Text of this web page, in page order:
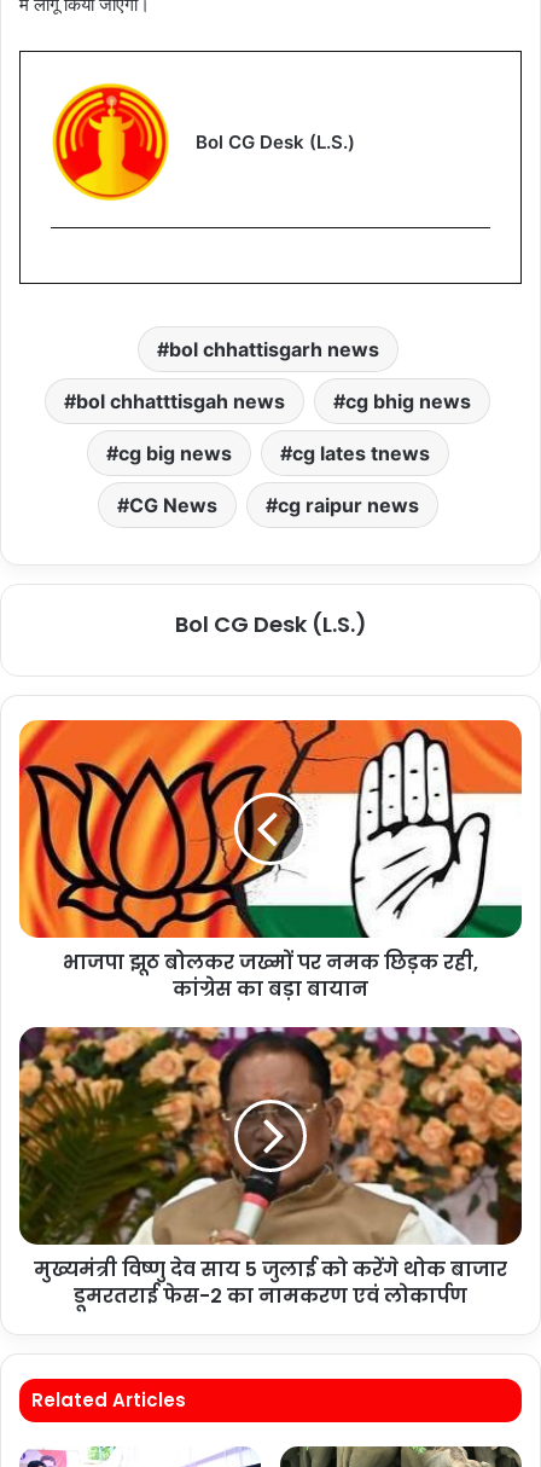
में लागू किया जाएगा।
Bol CG Desk (L.S.)
bol chhattisgarh news
bol chhatttisgah news cg bhig news
cg big news cg lates tnews
CG News cg raipur news
Bol CG Desk (L.S.)
भाजपा झूठ बोलकर जख्मों पर नमक छिड़क रही,
कांग्रेस का बड़ा बायान
मुख्यमंत्री विष्णु देव साय 5 जुलाई को करेंगे थोक बाजार
डूमरतराई फेस-2 का नामकरण एवं लोकार्पण
Related Articles